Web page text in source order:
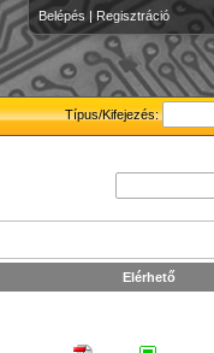
Belépés | Regisztráció
Típus/Kifejezés:
Elérhető